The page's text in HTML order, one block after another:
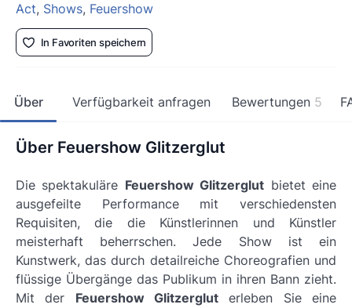
Act, Shows, Feuershow
In Favoriten speichern
Über Verfügbarkeit anfragen Bewertungen 5
Über Feuershow Glitzerglut
Die spektakuläre Feuershow Glitzerglut bietet eine
ausgefeilte Performance mit verschiedensten
Requisiten, die die Künstlerinnen und Künstler
meisterhaft beherrschen. Jede Show ist ein
Kunstwerk, das durch detailreiche Choreografien und
flüssige Übergänge das Publikum in ihren Bann zieht.
Mit der Feuershow Glitzerglut erleben Sie eine